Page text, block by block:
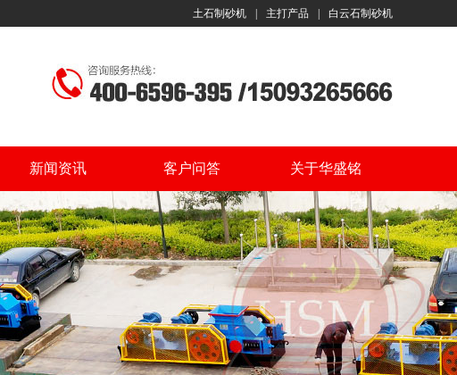
土石制砂机 主打产品 白云石制砂机
新闻资讯 客户问答 关于华盛铭